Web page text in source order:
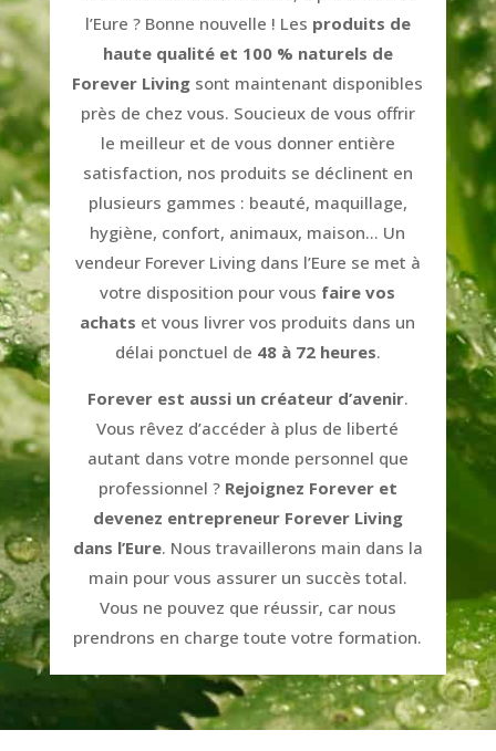
l’Eure ? Bonne nouvelle ! Les produits de
haute qualité et 100 % naturels de
Forever Living sont maintenant disponibles
près de chez vous. Soucieux de vous offrir
le meilleur et de vous donner entière
satisfaction, nos produits se déclinent en
plusieurs gammes : beauté, maquillage,
hygiène, confort, animaux, maison… Un
vendeur Forever Living dans l’Eure se met à
votre disposition pour vous faire vos
achats et vous livrer vos produits dans un
délai ponctuel de 48 à 72 heures.
Forever est aussi un créateur d’avenir.
Vous rêvez d’accéder à plus de liberté
autant dans votre monde personnel que
professionnel ? Rejoignez Forever et
devenez entrepreneur Forever Living
dans l’Eure. Nous travaillerons main dans la
main pour vous assurer un succès total.
Vous ne pouvez que réussir, car nous
prendrons en charge toute votre formation.